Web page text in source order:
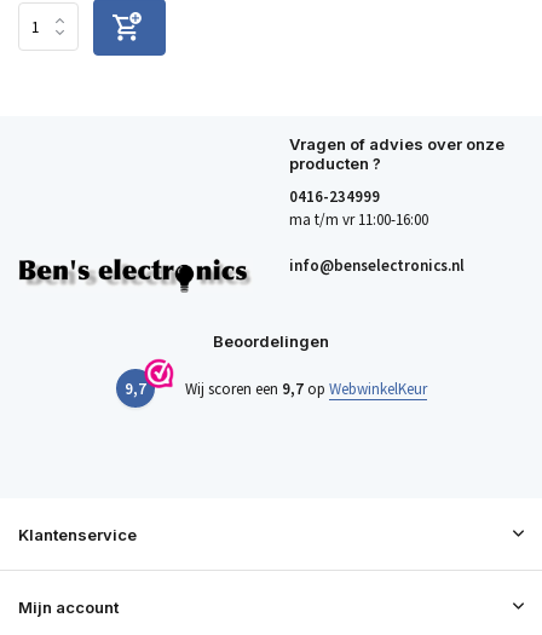
Vragen of advies over onze
producten ?
0416-234999
ma t/m vr 11:00-16:00
info@benselectronics.nl
Beoordelingen
9,7 Wij scoren een 9,7op WebwinkelKeur
Klantenservice
Mijn account